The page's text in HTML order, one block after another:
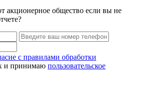
акционерное общество если вы не
с правилами обработки
и принимаю пользовательское